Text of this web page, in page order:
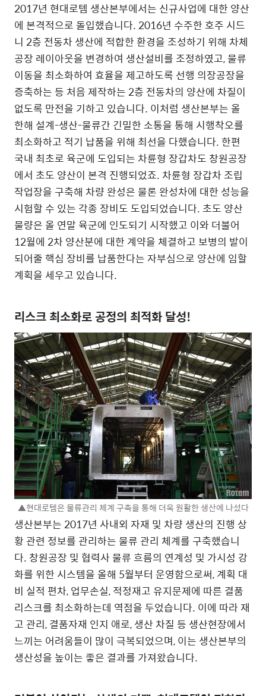
2017년 현대로템 생산본부에서는 신규사업에 대한 양산
에 본격적으로 돌입했습니다. 2016년 수주한 호주 시드
니 2층 전동차 생산에 적합한 환경을 조성하기 위해 차체
공장 레이아웃을 변경하여 생산설비를 조정하였고, 물류
이동을 최소화하여 효율을 제고하도록 선행 의장공장을
증축하는 등 처음 제작하는 2층 전동차의 양산에 차질이
없도록 만전을 기하고 있습니다. 이처럼 생산본부는 올
한해 설계-생산-물류간 긴밀한 소통을 통해 시행착오를
최소화하고 적기 납품을 위해 최선을 다했습니다. 한편
국내 최초로 육군에 도입되는 차륜형 장갑차도 창원공장
에서 초도 양산이 본격 진행되었죠. 차륜형 장갑차 조립
작업장을 구축해 차량 완성은 물론 완성차에 대한 성능을
시험할 수 있는 각종 장비도 도입되었습니다. 초도 양산
물량은 올 연말 육군에 인도되기 시작했고 이와 더불어
12월에 2차 양산분에 대한 계약을 체결하고 보병의 발이
되어줄 핵심 장비를 납품한다는 자부심으로 양산에 임할
계획을 세우고 있습니다.
리스크 최소화로 공정의 최적화 달성!
▲현대로템은 물류관리 체계 구축을 통해 더욱 원활한 생산에 나섰다
생산본부는 2017년 사내외 자재 및 차량 생산의 진행 상
황 관련 정보를 관리하는 물류 관리 체계를 구축했습니
다. 창원공장 및 협력사 물류 흐름의 연계성 및 가시성 강
화를 위한 시스템을 올해 5월부터 운영함으로써, 계획 대
비 실적 편차, 업무손실, 적정재고 유지문제에 따른 결품
리스크를 최소화하는데 역점을 두었습니다. 이에 따라 재
고 관리, 결품자재 인지 애로, 생산 차질 등 생산현장에서
느끼는 어려움들이 많이 극복되었으며, 이는 생산본부의
생산성을 높이는 좋은 결과를 가져왔습니다.